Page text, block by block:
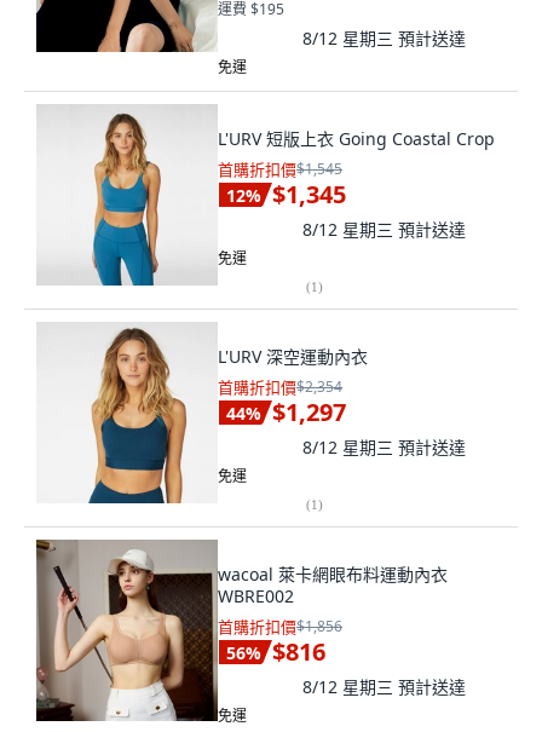
運費 $195
8/12 星期三 預計送達
免運
L'URV 短版上衣 Going Coastal Crop
首購折扣價$1,545
12% $1,345
8/12 星期三 預計送達
免運
(1)
L'URV 深空運動內衣
首購折扣價$2,354
44% $1,297
8/12 星期三 預計送達
免運
(1)
wacoal 萊卡網眼布料運動內衣
WBRE002
首購折扣價$1,856
56% $816
8/12 星期三 預計送達
免運